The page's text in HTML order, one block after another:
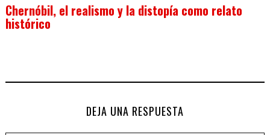
Chernóbil, el realismo y la distopía como relato
histórico
DEJA UNA RESPUESTA